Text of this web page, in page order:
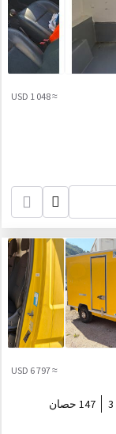
≈ 1 048 USD
≈ 6 797 USD
3
147 حصان